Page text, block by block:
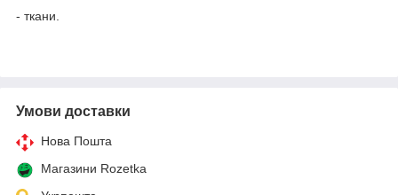
- ткани.
Умови доставки
Нова Пошта
Магазини Rozetka